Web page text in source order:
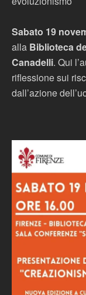
Sabato 19
alla Biblioteca
Canadelli. Qui
riflessione sui
dall’azione